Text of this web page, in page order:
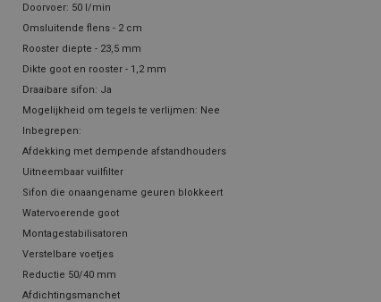
Doorvoer: 50 l/min
Omsluitende flens - 2 cm
Rooster diepte - 23,5 mm
Dikte goot en rooster - 1,2 mm
Draaibare sifon: Ja
Mogelijkheid om tegels te verlijmen: Nee
Inbegrepen:
Afdekking met dempende afstandhouders
Uitneembaar vuilfilter
Sifon die onaangename geuren blokkeert
Watervoerende goot
Montagestabilisatoren
Verstelbare voetjes
Reductie 50/40 mm
Afdichtingsmanchet